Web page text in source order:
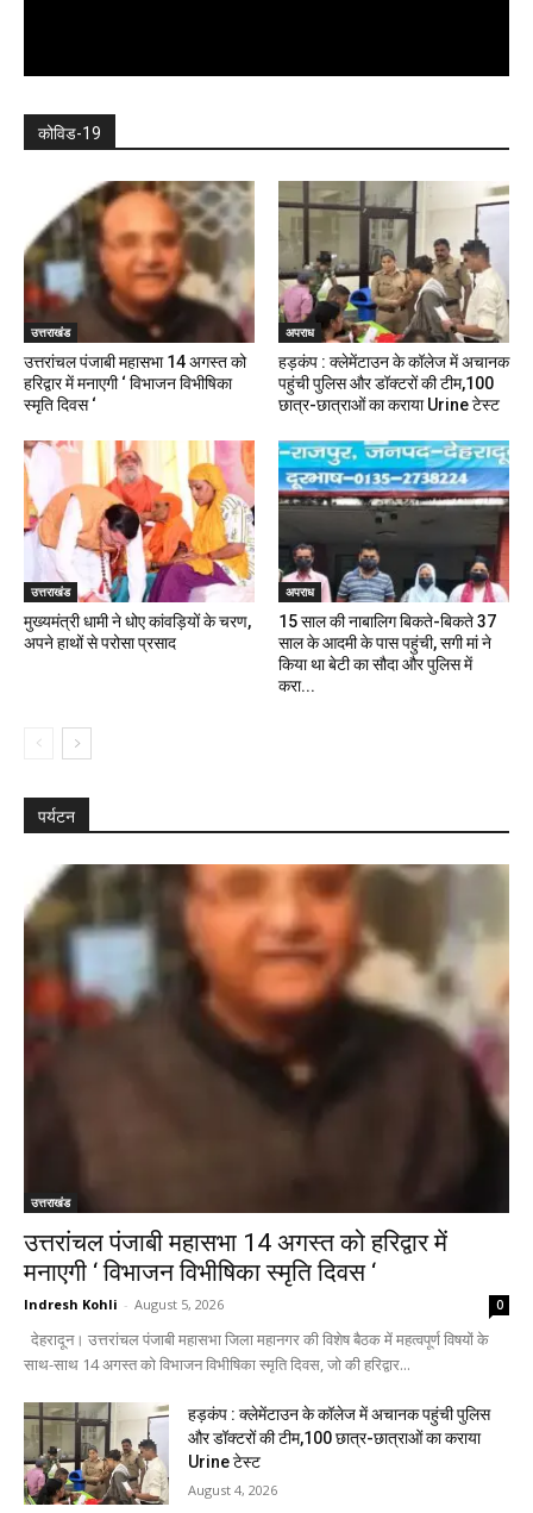
कोविड-19
उत्तराखंड
उत्तरांचल पंजाबी महासभा 14 अगस्त को
हरिद्वार में मनाएगी ‘ विभाजन विभीषिका
स्मृति दिवस ‘
अपराध
हड़कंप : क्लेमेंटाउन के कॉलेज में अचानक
पहुंची पुलिस और डॉक्टरों की टीम,100
छात्र-छात्राओं का कराया Urine टेस्ट
उत्तराखंड
मुख्यमंत्री धामी ने धोए कांवड़ियों के चरण,
अपने हाथों से परोसा प्रसाद
अपराध
15 साल की नाबालिग बिकते-बिकते 37
साल के आदमी के पास पहुंची, सगी मां ने
किया था बेटी का सौदा और पुलिस में
करा...
पर्यटन
उत्तराखंड
उत्तरांचल पंजाबी महासभा 14 अगस्त को हरिद्वार में
मनाएगी ‘ विभाजन विभीषिका स्मृति दिवस ‘
Indresh Kohli - August 5, 2026 0
देहरादून। उत्तरांचल पंजाबी महासभा जिला महानगर की विशेष बैठक में महत्वपूर्ण विषयों के
साथ-साथ 14 अगस्त को विभाजन विभीषिका स्मृति दिवस, जो की हरिद्वार...
हड़कंप : क्लेमेंटाउन के कॉलेज में अचानक पहुंची पुलिस
और डॉक्टरों की टीम,100 छात्र-छात्राओं का कराया
Urine टेस्ट
August 4, 2026